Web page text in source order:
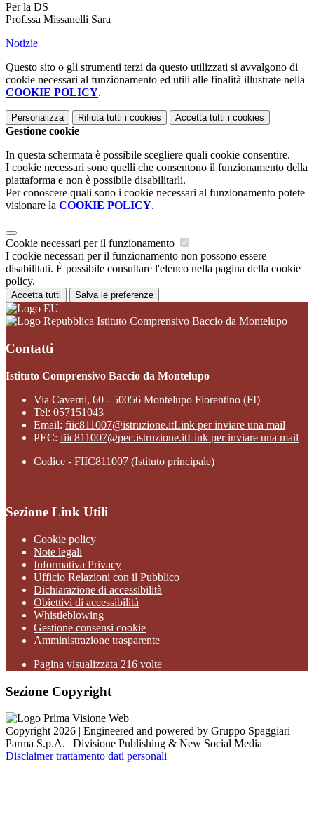
Per la DS
Prof.ssa Missanelli Sara
Notizie
Questo sito o gli strumenti terzi da questo utilizzati si avvalgono di
cookie necessari al funzionamento ed utili alle finalità illustrate nella
COOKIE POLICY.
Personalizza Rifiuta tutti i cookies Accetta tutti i cookies
Gestione cookie
In questa schermata è possibile scegliere quali cookie consentire.
I cookie necessari sono quelli che consentono il funzionamento della
piattaforma e non è possibile disabilitarli.
Per conoscere quali sono i cookie necessari al funzionamento potete
visionare la COOKIE POLICY.
Cookie necessari per il funzionamento
I cookie necessari per il funzionamento non possono essere
disabilitati. È possibile consultare l'elenco nella pagina della cookie
policy.
Accetta tutti Salva le preferenze
Istituto Comprensivo Baccio da Montelupo
Contatti
Istituto Comprensivo Baccio da Montelupo
Via Caverni, 60 - 50056 Montelupo Fiorentino (FI)
Tel: 057151043
Email: fiic811007@istruzione.itLink per inviare una mail
PEC: fiic811007@pec.istruzione.itLink per inviare una mail
Codice - FIIC811007 (Istituto principale)
Sezione Link Utili
Cookie policy
Note legali
Informativa Privacy
Ufficio Relazioni con il Pubblico
Dichiarazione di accessibilità
Obiettivi di accessibilità
Whistleblowing
Gestione consensi cookie
Amministrazione trasparente
Pagina visualizzata 216 volte
Sezione Copyright
Copyright 2026 | Engineered and powered by Gruppo Spaggiari
Parma S.p.A. | Divisione Publishing & New Social Media
Disclaimer trattamento dati personali